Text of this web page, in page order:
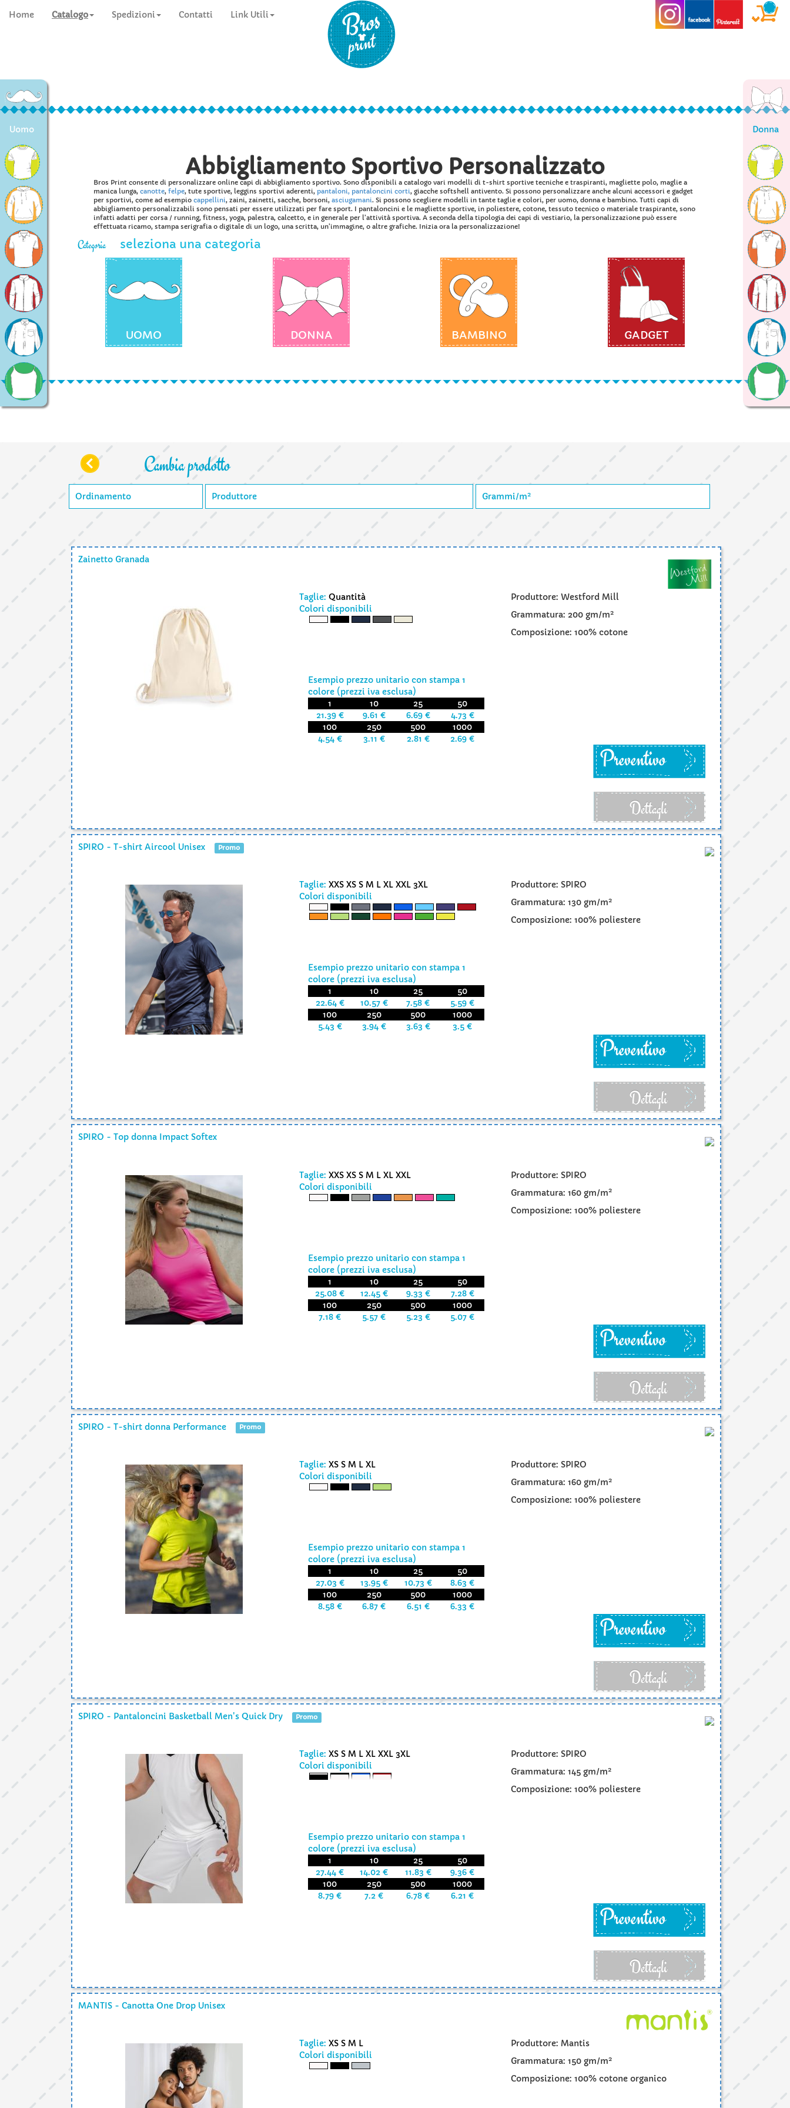
Home Catalogo Spedizioni Contatti Link Utili
Abbigliamento Sportivo Personalizzato
Bros Print consente di personalizzare online capi di abbigliamento sportivo. Sono disponibili a catalogo vari modelli di t-shirt sportive tecniche e traspiranti, magliette polo, maglie a
manica lunga, canotte, felpe, tute sportive, leggins sportivi aderenti, pantaloni, pantaloncini corti, giacche softshell antivento. Si possono personalizzare anche alcuni accessori e gadget
per sportivi, come ad esempio cappellini, zaini, zainetti, sacche, borsoni, asciugamani. Si possono scegliere modelli in tante taglie e colori, per uomo, donna e bambino. Tutti capi di
abbigliamento personalizzabili sono pensati per essere utilizzati per fare sport. I pantaloncini e le magliette sportive, in poliestere, cotone, tessuto tecnico o materiale traspirante, sono
infatti adatti per corsa / running, fitness, yoga, palestra, calcetto, e in generale per l’attività sportiva. A seconda della tipologia dei capi di vestiario, la personalizzazione può essere
effettuata ricamo, stampa serigrafia o digitale di un logo, una scritta, un’immagine, o altre grafiche. Inizia ora la personalizzazione!
Categoria seleziona una categoria
UOMO DONNA BAMBINO GADGET
Uomo Donna
Cambia prodotto
Ordinamento Produttore Grammi/m2
Zainetto Granada
Taglie: Quantità
Colori disponibili
Esempio prezzo unitario con stampa 1
colore (prezzi iva esclusa)
1
10 25
50
21.39 €
9.61 € 6.69 €
4.73 €
100
250 500
1000
4.54 €
3.11 € 2.81 € 2.69 €
Produttore: Westford Mill
Grammatura: 200 gm/m2
Composizione: 100% cotone
Preventivo
Dettagli
SPIRO - T-shirt Aircool Unisex Promo
Taglie: XXS XS S M L XL XXL 3XL
Colori disponibili
Esempio prezzo unitario con stampa 1
colore (prezzi iva esclusa)
1
10 25
50
22.64 €
10.57 € 7.58 €
5.59 €
100
250 500
1000
5.43 €
3.94 € 3.63 € 3.5 €
Produttore: SPIRO
Grammatura: 130 gm/m2
Composizione: 100% poliestere
Preventivo
Dettagli
SPIRO - Top donna Impact Softex
Taglie: XXS XS S M L XL XXL
Colori disponibili
Esempio prezzo unitario con stampa 1
colore (prezzi iva esclusa)
1
10 25
50
25.08 €
12.45 € 9.33 €
7.28 €
100
250 500
1000
7.18 €
5.57 € 5.23 € 5.07 €
Produttore: SPIRO
Grammatura: 160 gm/m2
Composizione: 100% poliestere
Preventivo
Dettagli
SPIRO - T-shirt donna Performance Promo
Taglie: XS S M L XL
Colori disponibili
Esempio prezzo unitario con stampa 1
colore (prezzi iva esclusa)
1
10 25
50
27.03 €
13.95 € 10.73 €
8.63 €
100
250 500
1000
8.58 €
6.87 € 6.51 € 6.33 €
Produttore: SPIRO
Grammatura: 160 gm/m2
Composizione: 100% poliestere
Preventivo
Dettagli
SPIRO - Pantaloncini Basketball Men's Quick Dry Promo
Taglie: XS S M L XL XXL 3XL
Colori disponibili
Esempio prezzo unitario con stampa 1
colore (prezzi iva esclusa)
1
10 25
50
27.44 €
14.02 € 11.83 €
9.36 €
100
250 500
1000
8.79 €
7.2 € 6.78 € 6.21 €
Produttore: SPIRO
Grammatura: 145 gm/m2
Composizione: 100% poliestere
Preventivo
Dettagli
MANTIS - Canotta One Drop Unisex
Taglie: XS S M L
Colori disponibili
Produttore: Mantis
Grammatura: 150 gm/m2
Composizione: 100% cotone organico